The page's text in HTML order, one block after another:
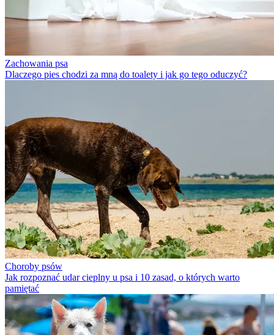
Zachowania psa
Dlaczego pies chodzi za mną do toalety i jak go tego oduczyć?
Choroby psów
Jak rozpoznać udar cieplny u psa i 10 zasad, o których warto
pamiętać